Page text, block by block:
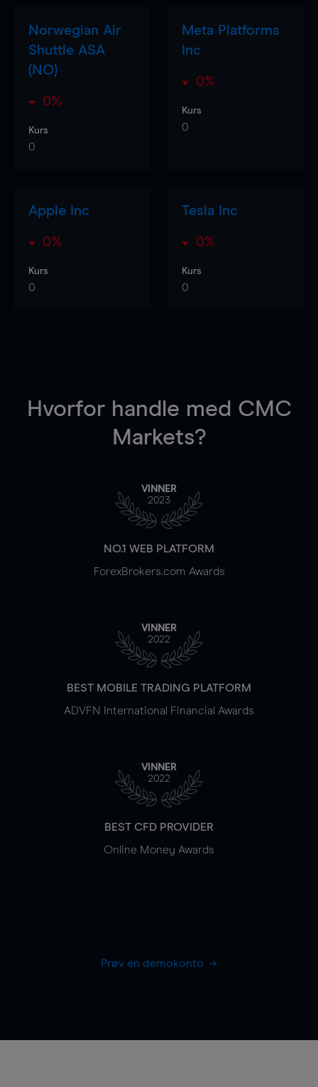
Norwegian Air
Shuttle ASA
(NO)
0%
Kurs
0
Meta Platforms
Inc
0%
Kurs
0
Apple Inc
0%
Kurs
0
Tesla Inc
0%
Kurs
0
Hvorfor handle med CMC
Markets?
VINNER
2023
NO.1 WEB PLATFORM
ForexBrokers.com Awards
VINNER
2022
BEST MOBILE TRADING PLATFORM
ADVFN International Financial Awards
VINNER
2022
BEST CFD PROVIDER
Online Money Awards
Prøv en demokonto